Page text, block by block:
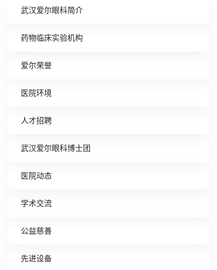
武汉爱尔眼科简介
药物临床实验机构
爱尔荣誉
医院环境
人才招聘
武汉爱尔眼科博士团
医院动态
学术交流
公益慈善
先进设备